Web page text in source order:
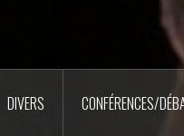
DIVERS CONFÉRENCES/